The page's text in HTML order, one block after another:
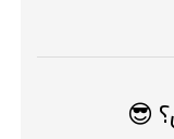
😎